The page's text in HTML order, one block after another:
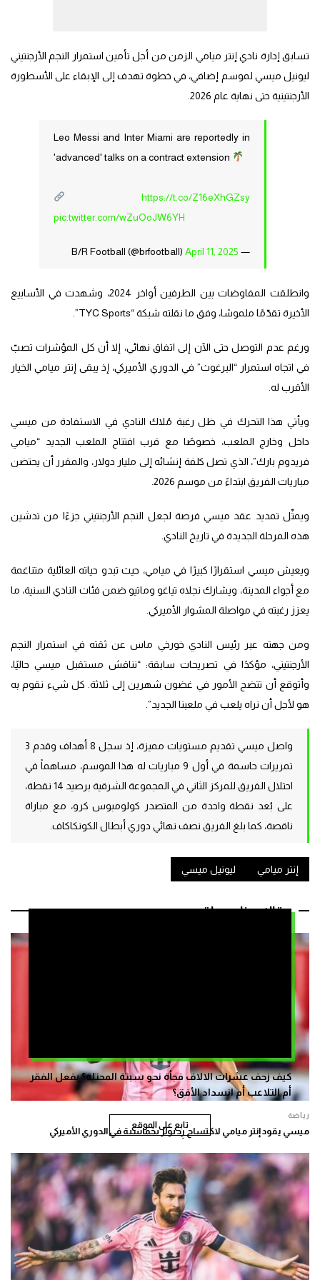
كيف زحف عشرات الالاف فجأة نحو سبتة المحتلة؟ بفعل الفقر
أم التلاعب أم انسداد الأفق؟
تابع على الموقع
تسابق إدارة نادي إنتر ميامي الزمن من أجل تأمين استمرار النجم الأرجنتيني
ليونيل ميسي لموسم إضافي، في خطوة تهدف إلى الإبقاء على الأسطورة
الأرجنتينية حتى نهاية عام 2026.
Leo Messi and Inter Miami are reportedly in
'advanced' talks on a contract extension
https://t.co/Z16eXhGZsy
pic.twitter.com/wZuOoJW6YH
— B/R Football (@brfootball)
April 11, 2025
وانطلقت المفاوضات بين الطرفين أواخر 2024، وشهدت في الأسابيع
الأخيرة تقدّمًا ملموسًا، وفق ما نقلته شبكة “TYC Sports”.
ورغم عدم التوصل حتى الآن إلى اتفاق نهائي، إلا أن كل المؤشرات تصبّ
في اتجاه استمرار “البرغوث” في الدوري الأميركي، إذ يبقى إنتر ميامي الخيار
الأقرب له.
ويأتي هذا التحرك في ظل رغبة مُلاك النادي في الاستفادة من ميسي
داخل وخارج الملعب، خصوصًا مع قرب افتتاح الملعب الجديد “ميامي
فريدوم بارك”، الذي تصل كلفة إنشائه إلى مليار دولار، والمقرر أن يحتضن
مباريات الفريق ابتداءً من موسم 2026.
ويمثّل تمديد عقد ميسي فرصة لجعل النجم الأرجنتيني جزءًا من تدشين
هذه المرحلة الجديدة في تاريخ النادي.
ويعيش ميسي استقرارًا كبيرًا في ميامي، حيث تبدو حياته العائلية متناغمة
مع أجواء المدينة، ويشارك نجلاه تياغو وماتيو ضمن فئات النادي السنية، ما
يعزز رغبته في مواصلة المشوار الأميركي.
ومن جهته عبر رئيس النادي خورخي ماس عن ثقته في استمرار النجم
الأرجنتيني، مؤكدًا في تصريحات سابقة: “نناقش مستقبل ميسي حاليًا،
وأتوقع أن تتضح الأمور في غضون شهرين إلى ثلاثة. كل شيء نقوم به
هو لأجل أن نراه يلعب في ملعبنا الجديد”.
واصل ميسي تقديم مستويات مميزة، إذ سجل 8 أهداف وقدم 3
تمريرات حاسمة في أول 9 مباريات له هذا الموسم، مساهماً في
احتلال الفريق للمركز الثاني في المجموعة الشرقية برصيد 14 نقطة،
على بُعد نقطة واحدة من المتصدر كولومبوس كرو، مع مباراة
ناقصة، كما بلغ الفريق نصف نهائي دوري أبطال الكونكاكاف.
إنتر ميامي ليونيل ميسي
مقالات ذات صلة
رياضة
ميسي يقود إنتر ميامي لاكتساح رِد بولز بخماسية في الدوري الأميركي